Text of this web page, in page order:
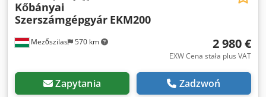
Mezőszilas 570 km
Kőbányai
Szerszámgépgyár EKM200
2 980 €
EXW Cena stała plus VAT
Zapytania Zadzwoń